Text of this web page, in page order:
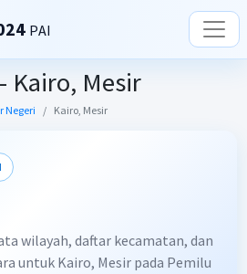
PAI
Kairo, Mesir
Negeri Kairo, Mesir
wilayah, daftar kecamatan, dan
untuk Kairo, Mesir pada Pemilu